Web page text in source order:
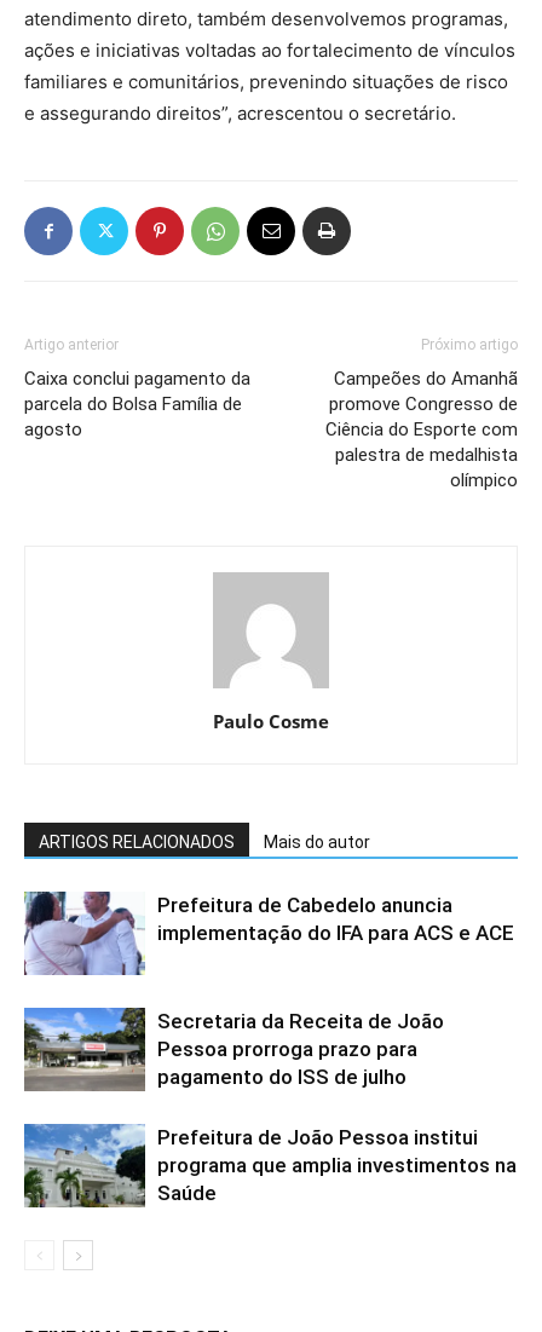
atendimento direto, também desenvolvemos programas,
ações e iniciativas voltadas ao fortalecimento de vínculos
familiares e comunitários, prevenindo situações de risco
e assegurando direitos”, acrescentou o secretário.
Artigo anterior
Caixa conclui pagamento da
parcela do Bolsa Família de
agosto
Próximo artigo
Campeões do Amanhã
promove Congresso de
Ciência do Esporte com
palestra de medalhista
olímpico
Paulo Cosme
ARTIGOS RELACIONADOS Mais do autor
Prefeitura de Cabedelo anuncia
implementação do IFA para ACS e ACE
Secretaria da Receita de João
Pessoa prorroga prazo para
pagamento do ISS de julho
Prefeitura de João Pessoa institui
programa que amplia investimentos na
Saúde